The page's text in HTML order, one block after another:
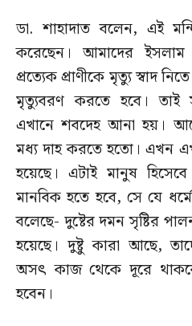
ডা. শাহাদাত বলেন, এই
করেছেন। আমাদের
প্রত্যেক প্রাণীকে মৃত্যু স্বাদ
মৃত্যুবরণ করতে হবে। তাই
এখানে শবদেহ আনা হয়।
মধ্য দাহ করতে হতো। এখন
হয়েছে। এটাই মানুষ
মানবিক হতে হবে, সে যে
বলেছে- দুষ্টের দমন সৃষ্টির
হয়েছে। দুষ্টু কারা আছে,
অসৎ কাজ থেকে দূরে
হবেন।